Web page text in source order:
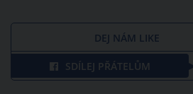
DEJ NÁM LIKE
SDÍLEJ PŘÁTELŮM